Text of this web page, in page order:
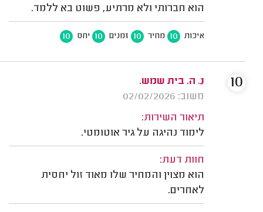
הוא חברותי ולא מרתיע, פשוט בא ללמד.
איכות 10 מחיר 10 זמנים 10 יחס 10
נ. ה. בית שמש.
משוב: 02/02/2026
תיאור השירות:
לימוד נהיגה על גיר אוטומטי.
חוות דעת:
הוא מצוין והמחיר שלו מאוד זול יחסית
לאחרים.
10